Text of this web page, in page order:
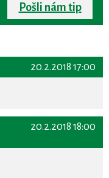
Pošli nám tip
20.2.2018 17:00
20.2.2018 18:00